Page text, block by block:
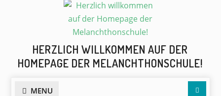
HERZLICH WILLKOMMEN AUF DER
HOMEPAGE DER MELANCHTHONSCHULE!
MENU